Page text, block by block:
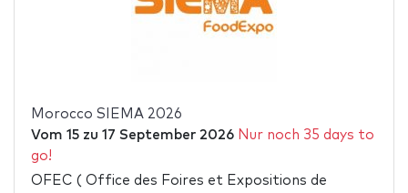
Morocco SIEMA 2026
Vom 15zu 17 September 2026 Nur noch 35 days to
go!
OFEC ( Office des Foires et Expositions de